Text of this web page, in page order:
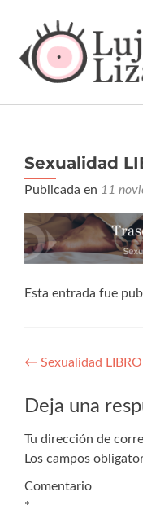
Sexualidad
Publicada en 11
Esta entrada fue
← Sexualidad LIBRO
Deja una
Tu dirección de
Los campos
Comentario
*